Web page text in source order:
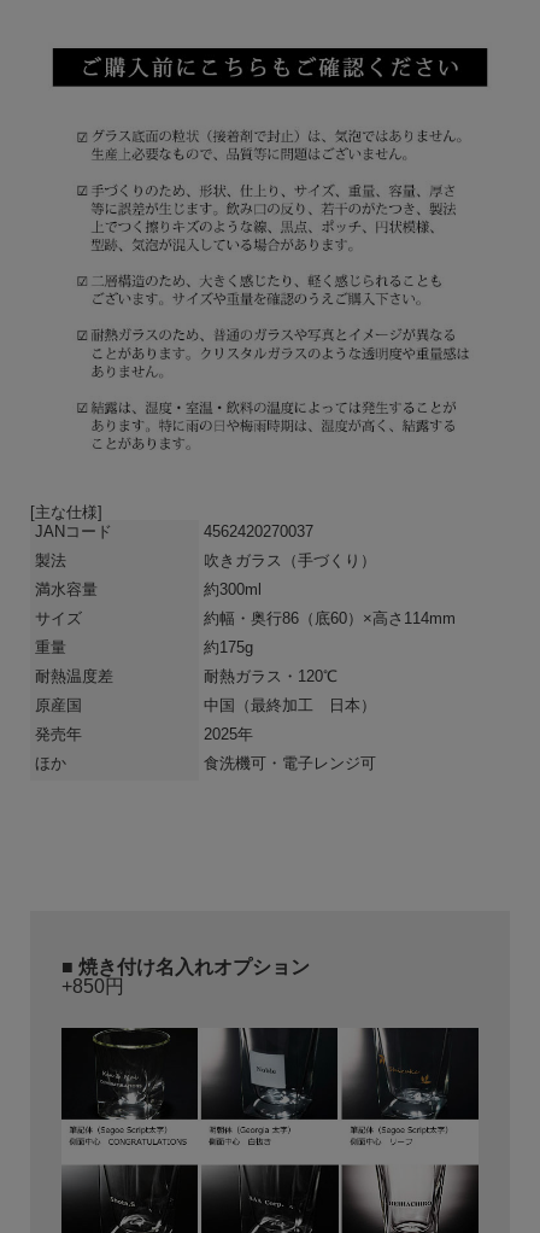
[主な仕様]
JANコード
4562420270037
製法
吹きガラス（手づくり）
満水容量
約300ml
サイズ
約幅・奥行86（底60）×高さ114mm
重量
約175g
耐熱温度差
耐熱ガラス・120℃
原産国
中国
（最終加工 日本）
発売年
2025年
ほか
食洗機可・電子レンジ可
■ 焼き付け名入れオプション
+850円